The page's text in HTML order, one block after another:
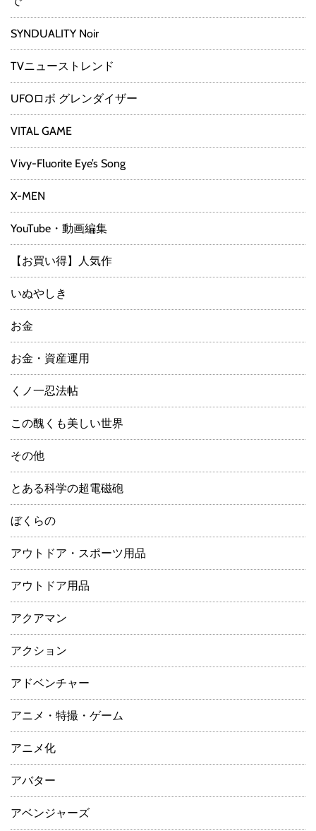
SYNDUALITY Noir
TVニューストレンド
UFOロボ グレンダイザー
VITAL GAME
Vivy-Fluorite Eye’s Song
X-MEN
YouTube・動画編集
【お買い得】人気作
いぬやしき
お金
お金・資産運用
くノ一忍法帖
この醜くも美しい世界
その他
とある科学の超電磁砲
ぼくらの
アウトドア・スポーツ用品
アウトドア用品
アクアマン
アクション
アドベンチャー
アニメ・特撮・ゲーム
アニメ化
アバター
アベンジャーズ